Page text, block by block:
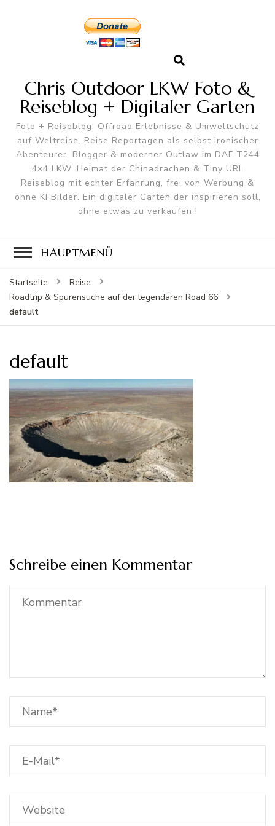
Chris Outdoor LKW Foto &
Reiseblog + Digitaler Garten
Foto + Reiseblog, Offroad Erlebnisse & Umweltschutz
auf Weltreise. Reise Reportagen als selbst ironischer
Abenteurer, Blogger & moderner Outlaw im DAF T244
4×4 LKW. Heimat der Chinadrachen & Tiny URL
Reiseblog mit echter Erfahrung, frei von Werbung &
ohne KI Bilder. Ein digitaler Garten der inspirieren soll,
ohne etwas zu verkaufen !
HAUPTMENÜ
Startseite
Reise
Roadtrip & Spurensuche auf der legendären Road 66
default
default
Schreibe einen Kommentar